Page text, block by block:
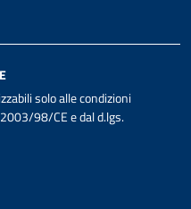
solo alle condizioni
98/CE e dal d.lgs.